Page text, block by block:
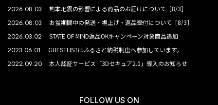
2026.08.03 熊本地震の影響による商品のお届けについて［8/3］
2026.08.03 お盆期間中の発送・裾上げ・返品受付について［8/3］
2026.03.02 STATE OF MIND返品OKキャンペーン対象商品追加
2023.06.01 GUESTLISTはふるさと納税制度へ参加しています。
2022.09.20 本人認証サービス「3Dセキュア2.0」導入のお知らせ
FOLLOW US ON